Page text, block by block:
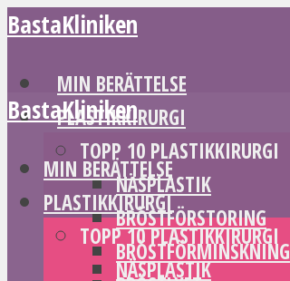
BastaKliniken
MIN BERÄTTELSE
PLASTIKKIRURGI
TOPP 10 PLASTIKKIRURGI
NÄSPLASTIK
BRÖSTFÖRSTORING
BRÖSTFÖRMINSKNING
BastaKliniken
MIN BERÄTTELSE
PLASTIKKIRURGI
TOPP 10 PLASTIKKIRURGI
NÄSPLASTIK